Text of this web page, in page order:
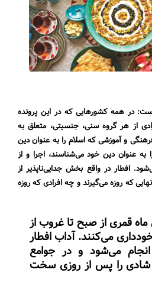
در همه کشورهایی که در این پرونده
از هر گروه سنی، جنسیتی، متعلق به
و آموزشی که اسلام را به عنوان دین
عنوان دین خود می‌شناسند، اجرا و از
افطار در واقع بخش جدایی‌ناپذیر از
که روزه می‌گیرند و چه افرادی که روزه
قمری از صبح تا غروب از
می‌کنند. آداب افطار
می‌شود و در جوامع
را پس از روزی سخت